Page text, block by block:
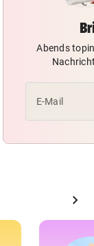
Abends
E-Mail
chevron_right